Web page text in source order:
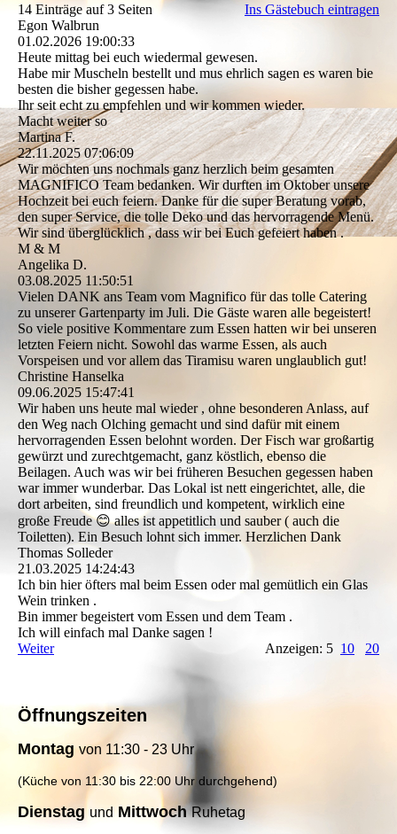
14 Einträge auf 3 Seiten
Ins Gästebuch eintragen
Egon Walbrun
01.02.2026 19:00:33
Heute mittag bei euch wiedermal gewesen.
Habe mir Muscheln bestellt und mus ehrlich sagen es waren bie
besten die bisher gegessen habe.
Ihr seit echt zu empfehlen und wir kommen wieder.
Macht weiter so
Martina F.
22.11.2025 07:06:09
Wir möchten uns nochmals ganz herzlich beim gesamten
MAGNIFICO Team bedanken. Wir durften im Oktober unsere
Hochzeit bei euch feiern. Danke für die super Beratung vorab,
den super Service, die tolle Deko und das hervorragende Menü.
Wir sind überglücklich , dass wir bei Euch gefeiert haben .
M & M
Angelika D.
03.08.2025 11:50:51
Vielen DANK ans Team vom Magnifico für das tolle Catering
zu unserer Gartenparty im Juli. Die Gäste waren alle begeistert!
So viele positive Kommentare zum Essen hatten wir bei unseren
letzten Feiern nicht. Sowohl das warme Essen, als auch
Vorspeisen und vor allem das Tiramisu waren unglaublich gut!
Christine Hanselka
09.06.2025 15:47:41
Wir haben uns heute mal wieder , ohne besonderen Anlass, auf
den Weg nach Olching gemacht und sind dafür mit einem
hervorragenden Essen belohnt worden. Der Fisch war großartig
gewürzt und zurechtgemacht, ganz köstlich, ebenso die
Beilagen. Auch was wir bei früheren Besuchen gegessen haben
war immer wunderbar. Das Lokal ist nett eingerichtet, alle, die
dort arbeiten, sind freundlich und kompetent, wirklich eine
große Freude 😊 alles ist appetitlich und sauber ( auch die
Toiletten). Ein Besuch lohnt sich immer. Herzlichen Dank
Thomas Solleder
21.03.2025 14:24:43
Ich bin hier öfters mal beim Essen oder mal gemütlich ein Glas
Wein trinken .
Bin immer begeistert vom Essen und dem Team .
Ich will einfach mal Danke sagen !
Weiter
Anzeigen: 5 10 20
Öffnungszeiten
Montag von 11:30 - 23 Uhr
(Küche von 11:30 bis 22:00 Uhr durchgehend)
Dienstag und Mittwoch Ruhetag